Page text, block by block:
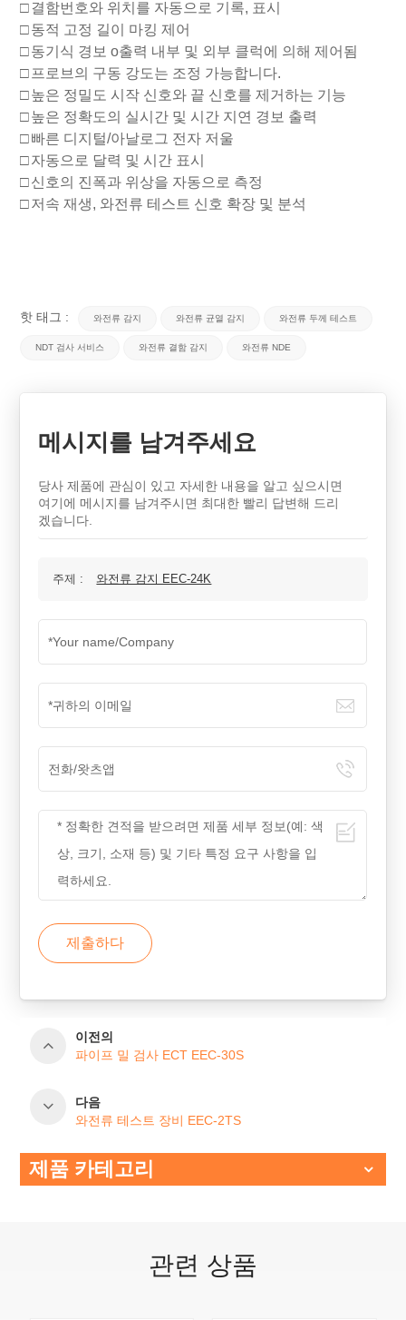
□결함번호와 위치를 자동으로 기록, 표시
□동적 고정 길이 마킹 제어
□동기식 경보 o출력 내부 및 외부 클럭에 의해 제어됨
□ 프로브의 구동 강도는 조정 가능합니다.
□높은 정밀도 시작 신호와 끝 신호를 제거하는 기능
□높은 정확도의 실시간 및 시간 지연 경보 출력
□빠른 디지털/아날로그 전자 저울
□자동으로 달력 및 시간 표시
□신호의 진폭과 위상을 자동으로 측정
□저속 재생, 와전류 테스트 신호 확장 및 분석
핫 태그 : 와전류 감지 와전류 균열 감지 와전류 두께 테스트
NDT 검사 서비스 와전류 결함 감지 와전류 NDE
메시지를 남겨주세요
당사 제품에 관심이 있고 자세한 내용을 알고 싶으시면
여기에 메시지를 남겨주시면 최대한 빨리 답변해 드리
겠습니다.
주제 : 와전류 감지 EEC-24K
제출하다
이전의
파이프 밀 검사 ECT EEC-30S
다음
와전류 테스트 장비 EEC-2TS
제품 카테고리
관련 상품